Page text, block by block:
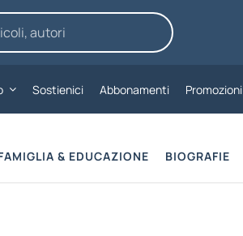
Sostienici Abbonamenti Promozioni
& EDUCAZIONE BIOGRAFIE